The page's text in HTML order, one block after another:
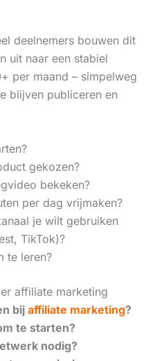
deelnemers bouwen dit
uit naar een stabiel
per maand – simpelweg
blijven publiceren en
gekozen?
bekeken?
per dag vrijmaken?
je wilt gebruiken
TikTok)?
te leren?
affiliate marketing
bij affiliate marketing?
te starten?
nodig?